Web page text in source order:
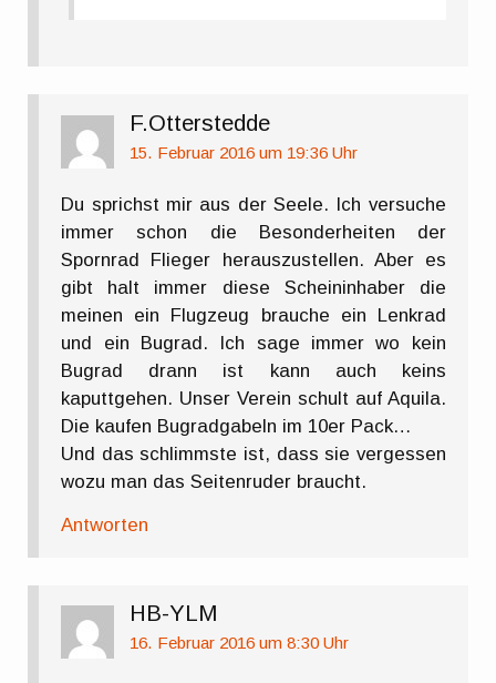
F.Otterstedde
15. Februar 2016 um 19:36 Uhr
Du sprichst mir aus der Seele. Ich versuche
immer schon die Besonderheiten der
Spornrad Flieger herauszustellen. Aber es
gibt halt immer diese Scheininhaber die
meinen ein Flugzeug brauche ein Lenkrad
und ein Bugrad. Ich sage immer wo kein
Bugrad drann ist kann auch keins
kaputtgehen. Unser Verein schult auf Aquila.
Die kaufen Bugradgabeln im 10er Pack…
Und das schlimmste ist, dass sie vergessen
wozu man das Seitenruder braucht.
Antworten
HB-YLM
16. Februar 2016 um 8:30 Uhr